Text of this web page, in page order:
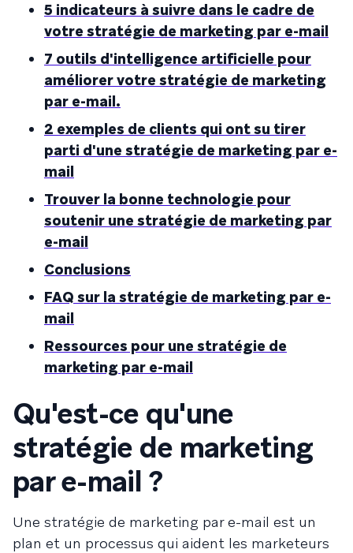
5 indicateurs à suivre dans le cadre de
votre stratégie de marketing par e-mail
7 outils d'intelligence artificielle pour
améliorer votre stratégie de marketing
par e-mail.
2 exemples de clients qui ont su tirer
parti d'une stratégie de marketing par e-
mail
Trouver la bonne technologie pour
soutenir une stratégie de marketing par
e-mail
Conclusions
FAQ sur la stratégie de marketing par e-
mail
Ressources pour une stratégie de
marketing par e-mail
Qu'est-ce qu'une
stratégie de marketing
par e-mail ?
Une stratégie de marketing par e-mail est un
plan et un processus qui aident les marketeurs